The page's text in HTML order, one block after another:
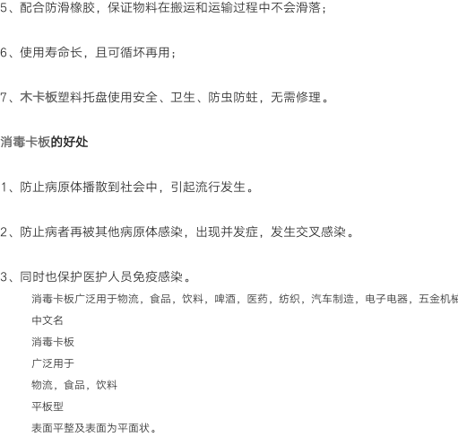
5、配合防滑橡胶，保证物料在搬运和运输过程中不会滑落；
6、使用寿命长，且可循坏再用；
7、 木卡板塑料托盘使用安全、卫生、防虫防蛀，无需修理。
消毒卡板的好处
1、防止病原体播散到社会中，引起流行发生。
2、防止病者再被其他病原体感染，出现并发症，发生交叉感染。
3、同时也保护医护人员免疫感染。
消毒卡板广泛用于物流，食品，饮料，啤酒，医药，纺织，汽车制造，电子电器，五金机
中文名
消毒卡板
广泛用于
物流，食品，饮料
平板型
表面平整及表面为平面状。